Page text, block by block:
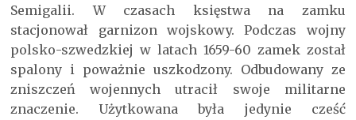
Semigalii. W czasach księstwa na zamku
stacjonował garnizon wojskowy. Podczas wojny
polsko-szwedzkiej w latach 1659-60 zamek został
spalony i poważnie uszkodzony. Odbudowany ze
zniszczeń wojennych utracił swoje militarne
znaczenie. Użytkowana była jedynie cześć